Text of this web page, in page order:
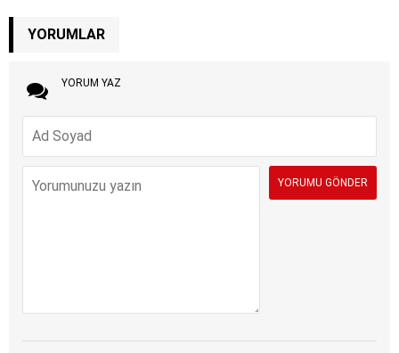
YORUMLAR
YORUM YAZ